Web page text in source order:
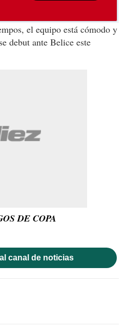
el equipo está cómodo y
debut ante Belice este
DE COPA
canal de noticias